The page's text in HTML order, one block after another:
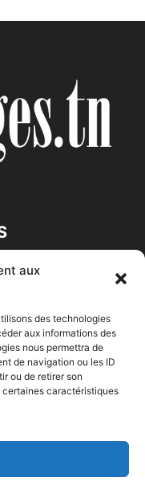
aux
des technologies
aux informations des
nous permettra de
de navigation ou les ID
ou de retirer son
caractéristiques
Entrepreneur Afrique